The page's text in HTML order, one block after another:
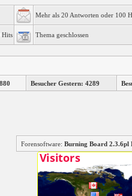
Mehr als 20 Antworten oder 100
Hits Thema geschlossen
Besucher Gestern: 4289
Forensoftware: Burning Board